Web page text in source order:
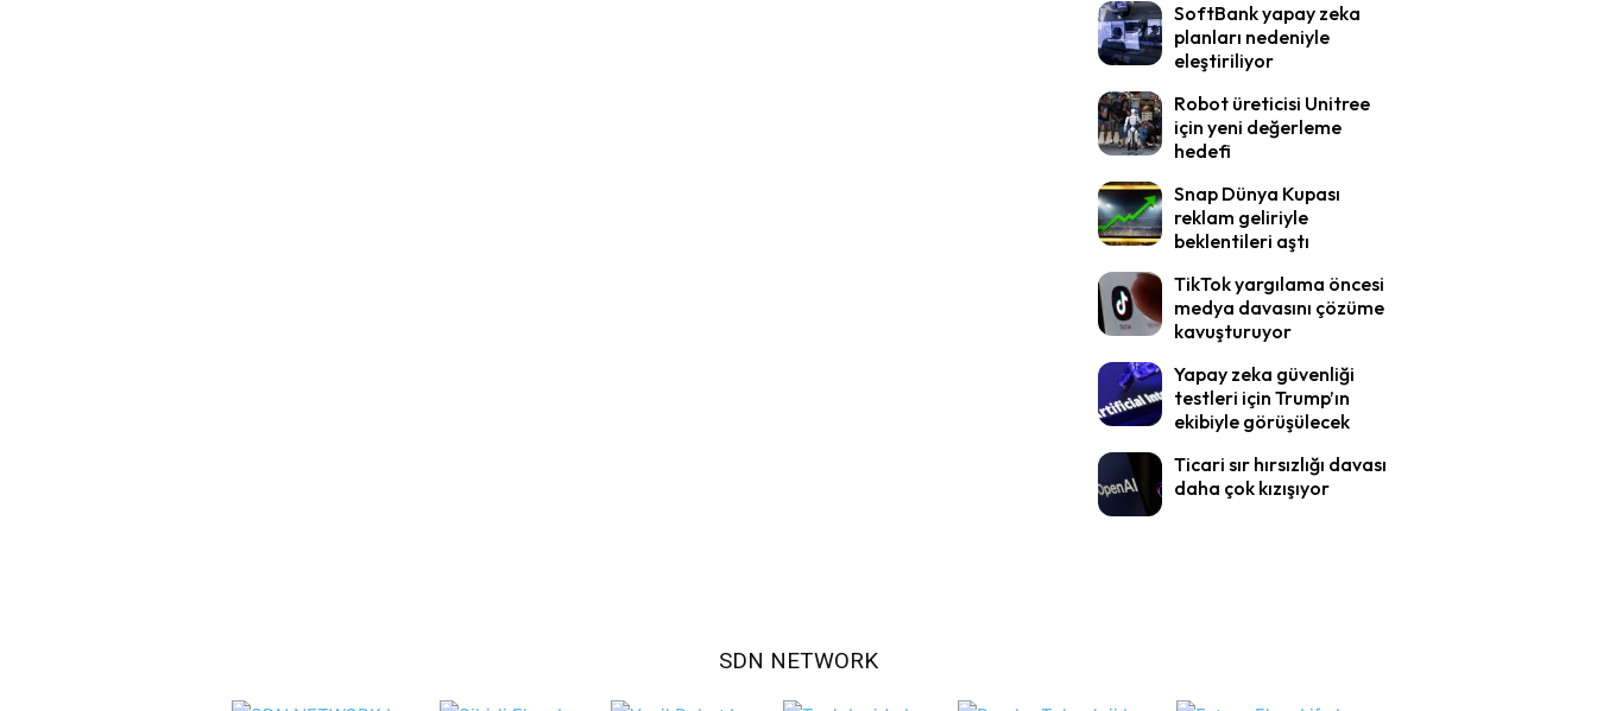
SoftBank yapay zeka
planları nedeniyle
eleştiriliyor
Robot üreticisi Unitree
için yeni değerleme
hedefi
Snap Dünya Kupası
reklam geliriyle
beklentileri aştı
TikTok yargılama öncesi
medya davasını çözüme
kavuşturuyor
Yapay zeka güvenliği
testleri için Trump’ın
ekibiyle görüşülecek
Ticari sır hırsızlığı davası
daha çok kızışıyor
SDN NETWORK